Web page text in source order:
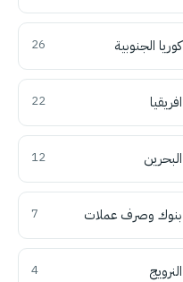
كوريا الجنوبية 26
افريقيا 22
البحرين 12
بنوك وصرف عملات 7
النرويج 4